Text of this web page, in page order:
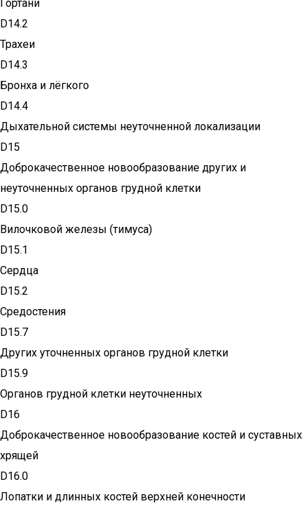
Гортани
D14.2
Трахеи
D14.3
Бронха и лёгкого
D14.4
Дыхательной системы неуточненной локализации
D15
Доброкачественное новообразование других и
неуточненных органов грудной клетки
D15.0
Вилочковой железы (тимуса)
D15.1
Сердца
D15.2
Средостения
D15.7
Других уточненных органов грудной клетки
D15.9
Органов грудной клетки неуточненных
D16
Доброкачественное новообразование костей и суставных
хрящей
D16.0
Лопатки и длинных костей верхней конечности